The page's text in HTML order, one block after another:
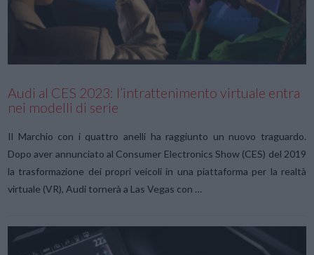
VIEW POST
Audi al CES 2023: l’intrattenimento virtuale entra
nei modelli di serie
Il Marchio con i quattro anelli ha raggiunto un nuovo traguardo.
Dopo aver annunciato al Consumer Electronics Show (CES) del 2019
la trasformazione dei propri veicoli in una piattaforma per la realtà
virtuale (VR), Audi tornerà a Las Vegas con …